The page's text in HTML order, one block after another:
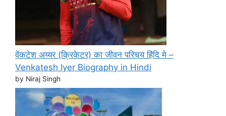
वेंकटेश अय्यर (क्रिकेटर) का जीवन परिचय हिंदि मे –
Venkatesh Iyer Biography in Hindi
by Niraj Singh